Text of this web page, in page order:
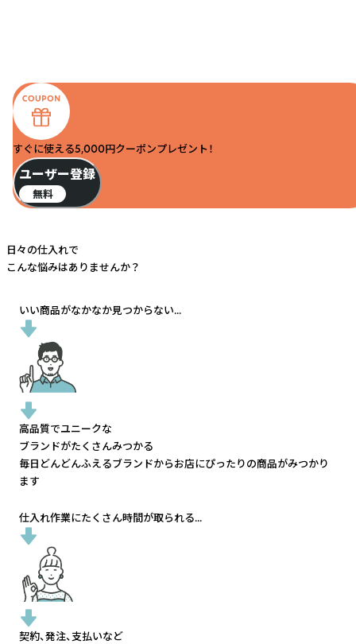
すぐに使える5,000円クーポンプレゼント！
ユーザー登録
無料
日々の仕入れで
こんな悩みはありませんか？
いい商品がなかなか見つからない...
高品質でユニークな
ブランドがたくさんみつかる
毎日どんどんふえるブランドからお店にぴったりの商品がみつかり
ます
仕入れ作業にたくさん時間が取られる...
契約、発注、支払いなど